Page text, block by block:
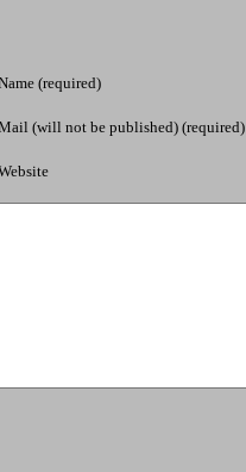
(required)
(will not be published) (required)